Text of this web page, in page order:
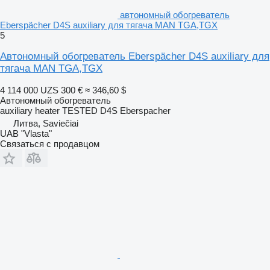
автономный обогреватель
Eberspächer D4S auxiliary для тягача MAN TGA,TGX
5
Автономный обогреватель Eberspächer D4S auxiliary для
тягача MAN TGA,TGX
4 114 000 UZS 300 € ≈ 346,60 $
Автономный обогреватель
auxiliary heater TESTED D4S Eberspacher
Литва, Saviečiai
UAB "Vlasta"
Связаться с продавцом